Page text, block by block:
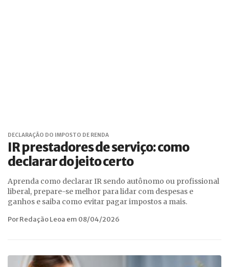
DECLARAÇÃO DO IMPOSTO DE RENDA
IR prestadores de serviço: como
declarar do jeito certo
Aprenda como declarar IR sendo autônomo ou profissional
liberal, prepare-se melhor para lidar com despesas e
ganhos e saiba como evitar pagar impostos a mais.
Por Redação Leoa em 08/04/2026